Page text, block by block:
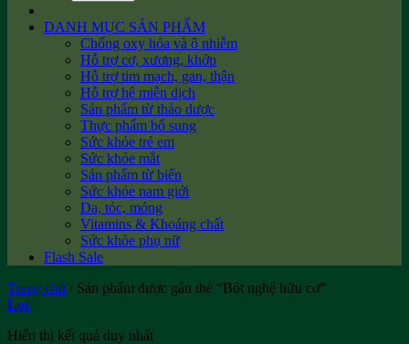
DANH MỤC SẢN PHẨM
Chống oxy hóa và ô nhiễm
Hỗ trợ cơ, xương, khớp
Hỗ trợ tim mạch, gan, thận
Hỗ trợ hệ miễn dịch
Sản phẩm từ thảo dược
Thực phẩm bổ sung
Sức khỏe trẻ em
Sức khỏe mắt
Sản phẩm từ biển
Sức khỏe nam giới
Da, tóc, móng
Vitamins & Khoáng chất
Sức khỏe phụ nữ
Flash Sale
Trang chủ / Sản phẩm được gắn thẻ “Bôt nghệ hữu cơ”
Lọc
Hiển thị kết quả duy nhất